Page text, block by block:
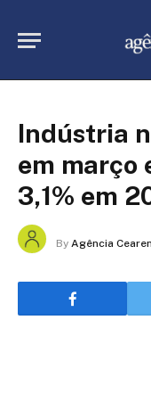
Indústria
em março
3,1% em
By Agência